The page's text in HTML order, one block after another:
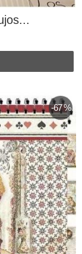
-67 %